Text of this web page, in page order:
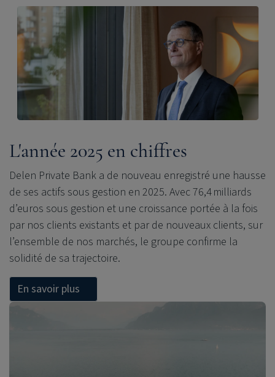
L'année 2025 en chiffres
Delen Private Bank a de nouveau enregistré une hausse
de ses actifs sous gestion en 2025. Avec 76,4milliards
d’euros sous gestion et une croissance portée à la fois
par nos clients existants et par de nouveaux clients, sur
l’ensemble de nos marchés, le groupe confirme la
solidité de sa trajectoire.
En savoir plus